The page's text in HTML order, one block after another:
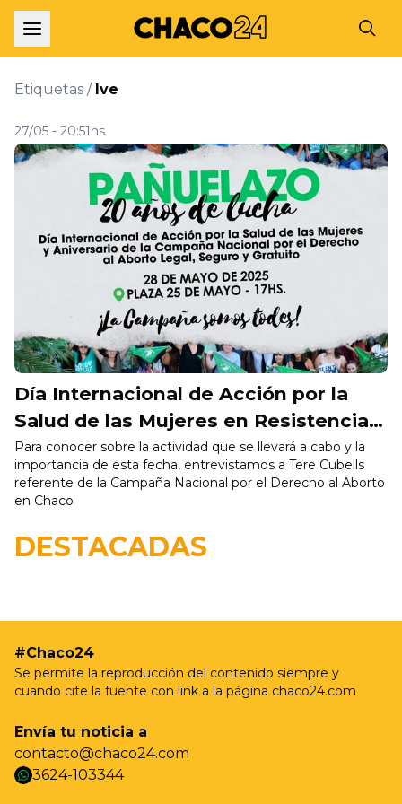
Etiquetas / Ive
27/05 - 20:51hs
Día Internacional de Acción por la
Salud de las Mujeres en Resistencia:
se realizará un pañuelazo
Para conocer sobre la actividad que se llevará a cabo y la
importancia de esta fecha, entrevistamos a Tere Cubells
referente de la Campaña Nacional por el Derecho al Aborto
en Chaco
DESTACADAS
19/05 - 9:37hs
castración gratuita para perros y gatos en Villa
Prosperidad
#Chaco24
Se permite la reproducción del contenido siempre y
cuando cite la fuente con link a la página chaco24.com
Envía tu noticia a
contacto@chaco24.com
whatsapp
3624-103344